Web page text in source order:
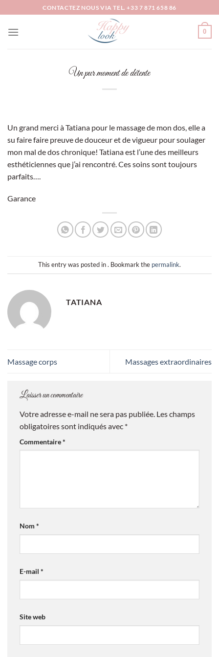
au
contenu
CONTACTEZ NOUS VIA TEL. +33 7 871 658 86
0
Un pur moment de détente
Un grand merci à Tatiana pour le massage de mon dos, elle a
su faire faire preuve de douceur et de vigueur pour soulager
mon mal de dos chronique! Tatiana est l’une des meilleurs
esthéticiennes que j’ai rencontré. Ces soins sont toujours
parfaits….
Garance
This entry was posted in . Bookmark the permalink.
TATIANA
Massage corps Massages extraordinaires
Laisser un commentaire
Votre adresse e-mail ne sera pas publiée. Les champs
obligatoires sont indiqués avec *
Commentaire*
Nom *
E-mail *
Site web